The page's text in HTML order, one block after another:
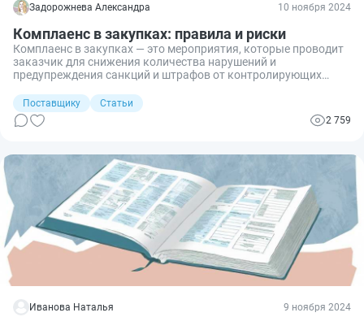
Задорожнева Александра 10 ноября 2024
Комплаенс в закупках: правила и риски
Комплаенс в закупках — это мероприятия, которые проводит
заказчик для снижения количества нарушений и
предупреждения санкций и штрафов от контролирующих
Поставщику
Статьи
2 759
Иванова Наталья 9 ноября 2024